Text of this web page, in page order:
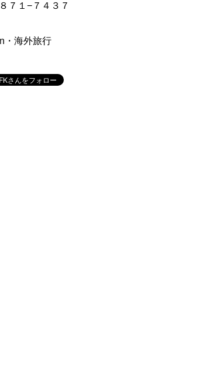
７１−７４３７
・海外旅行